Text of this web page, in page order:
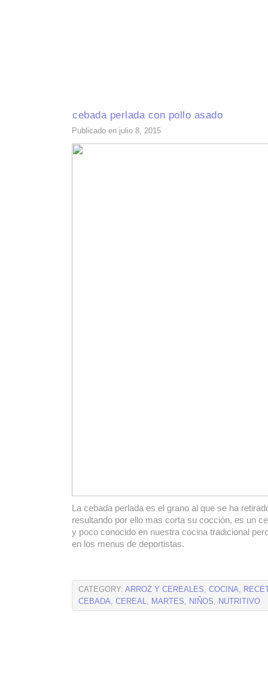
cebada perlada con pollo asado
Publicado en julio 8, 2015
La cebada perlada es el grano al que se ha
resultando por ello mas corta su cocción, es un
y poco conocido en nuestra cocina tradicional
en los menus de deportistas.
CATEGORY: ARROZ Y CEREALES, COCINA,
CEBADA, CEREAL, MARTES, NIÑOS, NUTRITIVO